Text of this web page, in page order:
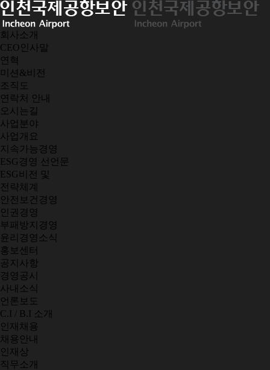
회사소개
CEO인사말
연혁
미션&비전
조직도
연락처 안내
오시는길
사업분야
사업개요
지속가능경영
ESG경영 선언문
ESG비전 및
전략체계
안전보건경영
인권경영
부패방지경영
윤리경영소식
홍보센터
공지사항
경영공시
사내소식
언론보도
C.I / B.I 소개
인재채용
채용안내
인재상
직무소개